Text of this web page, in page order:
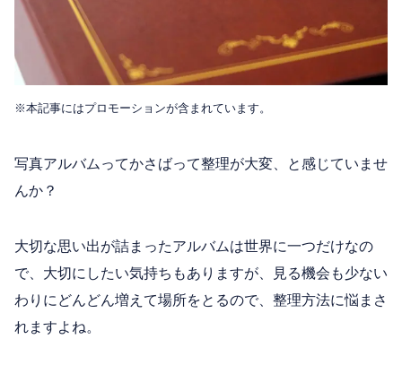
※本記事にはプロモーションが含まれています。
写真アルバムってかさばって整理が大変、と感じていませ
んか？
大切な思い出が詰まったアルバムは世界に一つだけなの
で、大切にしたい気持ちもありますが、見る機会も少ない
わりにどんどん増えて場所をとるので、整理方法に悩まさ
れますよね。